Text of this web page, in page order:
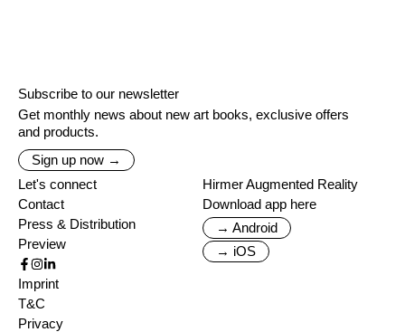
Subscribe to our newsletter
Get monthly news about new art books, exclusive offers
and products.
Sign up now →
Let's connect
Contact
Press & Distribution
Preview
Hirmer Augmented Reality
Download app here
→ Android
→ iOS
Imprint
T&C
Privacy